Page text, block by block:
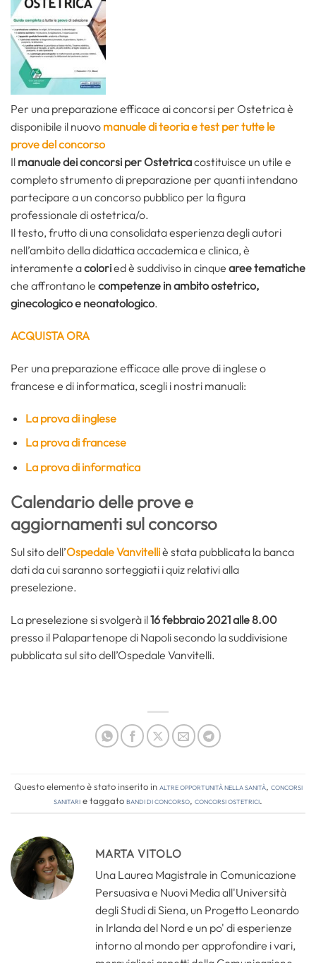
Per una preparazione efficace ai concorsi per Ostetrica è
disponibile il nuovo manuale di teoria e test per tutte le
prove del concorso
Il manuale dei concorsi per Ostetricacostituisce un utile e
completo strumento di preparazione per quanti intendano
partecipare a un concorso pubblico per la figura
professionale di ostetrica/o.
Il testo, frutto di una consolidata esperienza degli autori
nell’ambito della didattica accademica e clinica, è
interamente acoloried è suddiviso in cinque aree tematiche
che affrontano le competenze in ambito ostetrico,
ginecologico e neonatologico.
ACQUISTA ORA
Per una preparazione efficace alle prove di inglese o
francese e di informatica, scegli i nostri manuali:
La prova di inglese
La prova di francese
La prova di informatica
Calendario delle prove e
aggiornamenti sul concorso
Sul sito dell’Ospedale Vanvitelliè stata pubblicata la banca
dati da cui saranno sorteggiati i quiz relativi alla
preselezione.
La preselezione si svolgerà il16 febbraio 2021alle 8.00
presso il Palapartenope di Napoli secondo la suddivisione
pubblicata sul sito dell’Ospedale Vanvitelli.
Questo elemento è stato inserito in Altre opportunità nella sanità, Concorsi
Sanitarie taggatobandi di concorso, concorsi ostetrici.
MARTA VITOLO
Una Laurea Magistrale in Comunicazione
Persuasiva e Nuovi Media all'Università
degli Studi di Siena, un Progetto Leonardo
in Irlanda del Nord e un po' di esperienze
intorno al mondo per approfondire i vari,